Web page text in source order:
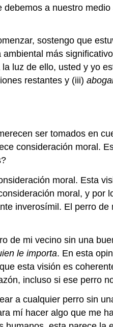
a nuestro
sostengo que
más
luz de ello, usted y yo
restantes y (iii)
ser tomados en
consideración moral.
moral. Esta
moral, y por
inverosímil. El perro
de mi vecino sin una
le importa. En esta
esta visión es
incluso si ese perro
a cualquier perro sin
mí hacer algo que me